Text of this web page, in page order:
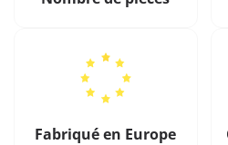
Fabriqué en Europe